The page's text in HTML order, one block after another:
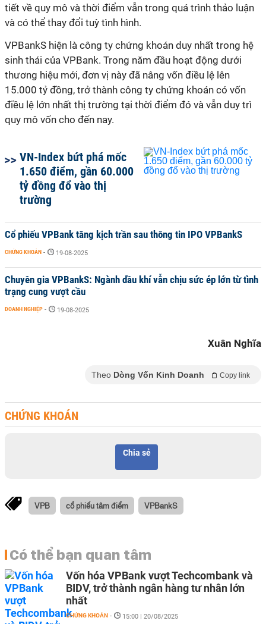
tiết về quy mô và thời điểm vẫn trong quá trình thảo luận
và có thể thay đổi tuỳ tình hình.
VPBankS hiện là công ty chứng khoán duy nhất trong hệ
sinh thái của VPBank. Trong năm đầu hoạt động dưới
thương hiệu mới, đơn vị này đã nâng vốn điều lệ lên
15.000 tỷ đồng, trở thành công ty chứng khoán có vốn
điều lệ lớn nhất thị trường tại thời điểm đó và vẫn duy trì
quy mô vốn cho đến nay.
VN-Index bứt phá mốc
1.650 điểm, gần 60.000
tỷ đồng đổ vào thị
trường
Cổ phiếu VPBank tăng kịch trần sau thông tin IPO VPBankS
CHỨNG KHOÁN - 19-08-2025
Chuyên gia VPBankS: Ngành dầu khí vẫn chịu sức ép lớn từ tình
trạng cung vượt cầu
DOANH NGHIỆP - 19-08-2025
Xuân Nghĩa
Theo Dòng Vốn Kinh Doanh Copy link
CHỨNG KHOÁN
Chia sẻ
VPB cổ phiếu tâm điểm VPBankS
Có thể bạn quan tâm
Vốn hóa VPBank vượt Techcombank và
BIDV, trở thành ngân hàng tư nhân lớn
nhất
CHỨNG KHOÁN - 15:00 | 20/08/2025